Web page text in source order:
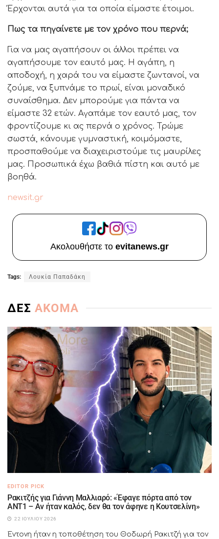
Έρχονται αυτά για τα οποία είμαστε έτοιμοι.
Πως τα πηγαίνετε με τον χρόνο που περνά;
Για να μας αγαπήσουν οι άλλοι πρέπει να
αγαπήσουμε τον εαυτό μας. Η αγάπη, η
αποδοχή, η χαρά του να είμαστε ζωντανοί, να
ζούμε, να ξυπνάμε το πρωί, είναι μοναδικό
συναίσθημα. Δεν μπορούμε για πάντα να
είμαστε 32 ετών. Αγαπάμε τον εαυτό μας, τον
φροντίζουμε κι ας περνά ο χρόνος. Τρώμε
σωστά, κάνουμε γυμναστική, κοιμόμαστε,
προσπαθούμε να διαχειριστούμε τις μαυρίλες
μας. Προσωπικά έχω βαθιά πίστη και αυτό με
βοηθά.
newsit.gr
Ακολουθήστε το evitanews.gr
Tags: Λουκία Παπαδάκη
ΔΕΣ ΑΚΟΜΑ
EDITOR PICK
Ρακιτζής για Γιάννη Μαλλιαρό: «Έφαγε πόρτα από τον
ΑΝΤ1 – Αν ήταν καλός, δεν θα τον άφηνε η Κουτσελίνη»
22 ΙΟΥΛΊΟΥ 2026
Έντονη ήταν η τοποθέτηση του Θοδωρή Ρακιτζή για τον